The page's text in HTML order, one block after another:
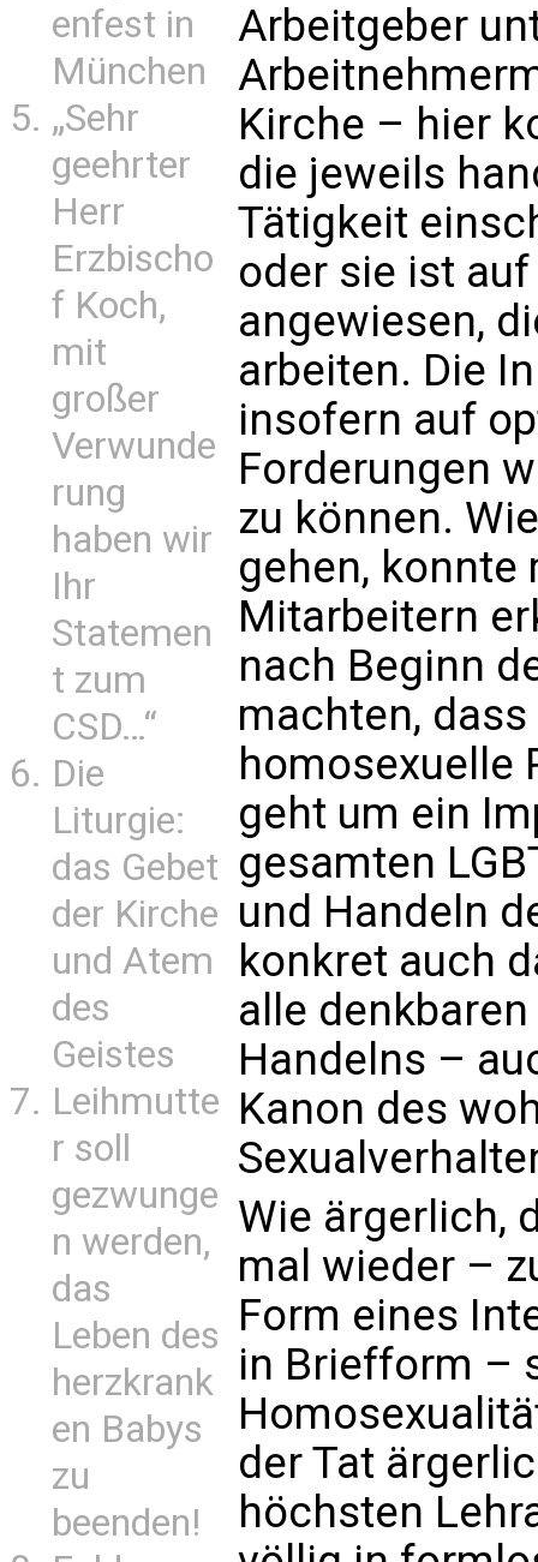
enfest in
München
„Sehr
geehrter
Herr
Erzbischo
f Koch,
mit
großer
Verwunde
rung
haben wir
Ihr
Statemen
t zum
CSD…“
Die
Liturgie:
das Gebet
der Kirche
und Atem
des
Geistes
Leihmutte
r soll
gezwunge
n werden,
das
Leben des
herzkrank
en Babys
zu
beenden!
Arbeitgeber
Kirche – hier
die jeweils
Tätigkeit
oder sie ist
angewiesen,
arbeiten. Die
insofern auf
Forderungen
zu können.
gehen,
Mitarbeitern
nach Beginn
machten,
homosexuelle
geht um ein
gesamten
und Handeln
konkret auch
alle
Handelns –
Kanon des
Wie ärgerlich,
mal wieder –
Form eines
in Briefform –
der Tat
höchsten